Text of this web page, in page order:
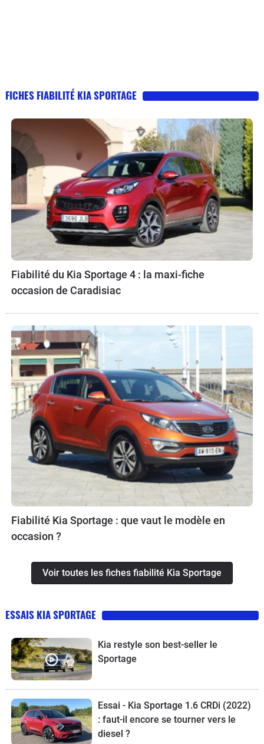
FICHES FIABILITÉ KIA SPORTAGE
Fiabilité du Kia Sportage 4 : la maxi-fiche
occasion de Caradisiac
Fiabilité Kia Sportage : que vaut le modèle en
occasion ?
Voir toutes les fiches fiabilité Kia Sportage
ESSAIS KIA SPORTAGE
Kia restyle son best-seller le
Sportage
Essai - Kia Sportage 1.6 CRDi (2022)
: faut-il encore se tourner vers le
diesel ?